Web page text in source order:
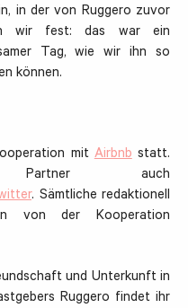
in der von Ruggero zuvor
wir fest: das war ein
Tag, wie wir ihn so
können.
mit Airbnbstatt.
auch
. Sämtliche redaktionell
von der Kooperation
und Unterkunft in
Ruggero findet ihr